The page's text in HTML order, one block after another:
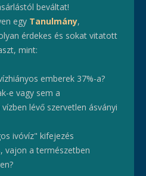
beváltat!
egy Tanulmány,
érdekes és sokat vitatott
mint:
emberek 37%-a?
e vagy sem a
lévő szervetlen ásványi
ivóvíz" kifejezés
vajon a természetben